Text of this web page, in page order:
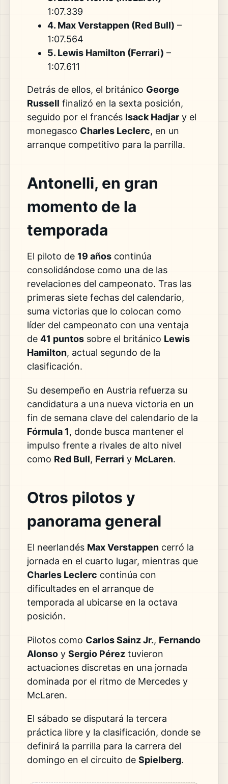
1:07.339
4. Max Verstappen (Red Bull) –
1:07.564
5. Lewis Hamilton (Ferrari) –
1:07.611
Detrás de ellos, el británico George
Russell finalizó en la sexta posición,
seguido por el francés Isack Hadjary el
monegasco Charles Leclerc, en un
arranque competitivo para la parrilla.
Antonelli, en gran
momento de la
temporada
El piloto de 19 añoscontinúa
consolidándose como una de las
revelaciones del campeonato. Tras las
primeras siete fechas del calendario,
suma victorias que lo colocan como
líder del campeonato con una ventaja
de 41 puntossobre el británico Lewis
Hamilton, actual segundo de la
clasificación.
Su desempeño en Austria refuerza su
candidatura a una nueva victoria en un
fin de semana clave del calendario de la
Fórmula 1, donde busca mantener el
impulso frente a rivales de alto nivel
como Red Bull, Ferrari y McLaren.
Otros pilotos y
panorama general
El neerlandés Max Verstappencerró la
jornada en el cuarto lugar, mientras que
Charles Leclerc continúa con
dificultades en el arranque de
temporada al ubicarse en la octava
posición.
Pilotos como Carlos Sainz Jr., Fernando
Alonsoy Sergio Péreztuvieron
actuaciones discretas en una jornada
dominada por el ritmo de Mercedes y
McLaren.
El sábado se disputará la tercera
práctica libre y la clasificación, donde se
definirá la parrilla para la carrera del
domingo en el circuito de Spielberg.